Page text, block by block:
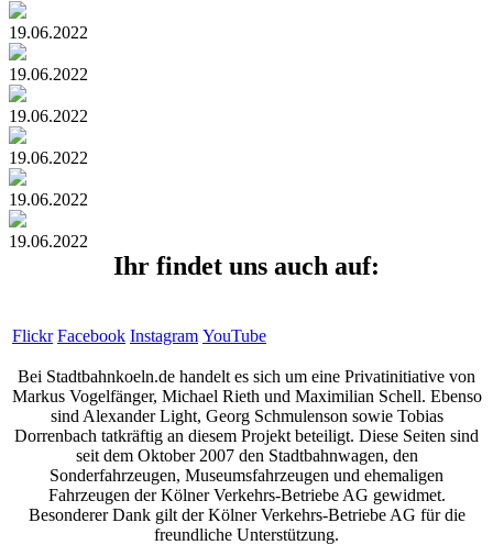
19.06.2022
19.06.2022
19.06.2022
19.06.2022
19.06.2022
19.06.2022
Ihr findet uns auch auf:
Flickr Facebook Instagram YouTube
Bei Stadtbahnkoeln.de handelt es sich um eine Privatinitiative von
Markus Vogelfänger, Michael Rieth und Maximilian Schell. Ebenso
sind Alexander Light, Georg Schmulenson sowie Tobias
Dorrenbach tatkräftig an diesem Projekt beteiligt. Diese Seiten sind
seit dem Oktober 2007 den Stadtbahnwagen, den
Sonderfahrzeugen, Museumsfahrzeugen und ehemaligen
Fahrzeugen der Kölner Verkehrs-Betriebe AG gewidmet.
Besonderer Dank gilt der Kölner Verkehrs-Betriebe AG für die
freundliche Unterstützung.